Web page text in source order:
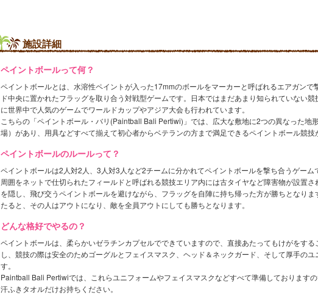
施設詳細
ペイントボールって何？
ペイントボールとは、水溶性ペイントが入った17mmのボールをマーカーと呼ばれるエアガンで
ド中央に置かれたフラッグを取り合う対戦型ゲームです。日本ではまだあまり知られていない
に世界中で人気のゲームでワールドカップやアジア大会も行われています。
こちらの「ペイントボール・バリ(Paintball Bali Pertiwi)」では、広大な敷地に2つの異なった地
場）があり、用具などすべて揃えて初心者からベテランの方まで満足できるペイントボール競技
ペイントボールのルールって？
ペイントボールは2人対2人、3人対3人など2チームに分かれてペイントボールを撃ち合うゲーム
周囲をネットで仕切られたフィールドと呼ばれる競技エリア内には古タイヤなど障害物が設置
を隠し、飛び交うペイントボールを避けながら、フラッグを自陣に持ち帰った方が勝ちとなり
たると、その人はアウトになり、敵を全員アウトにしても勝ちとなります。
どんな格好でやるの？
ペイントボールは、柔らかいゼラチンカプセルでできていますので、直接あたってもけがをす
し、競技の際は安全のためゴーグルとフェイスマスク、ヘッド＆ネックガード、そして厚手のユ
す。
Paintball Bali Pertiwiでは、これらユニフォームやフェイスマスクなどすべて準備しております
汗ふきタオルだけお持ちください。